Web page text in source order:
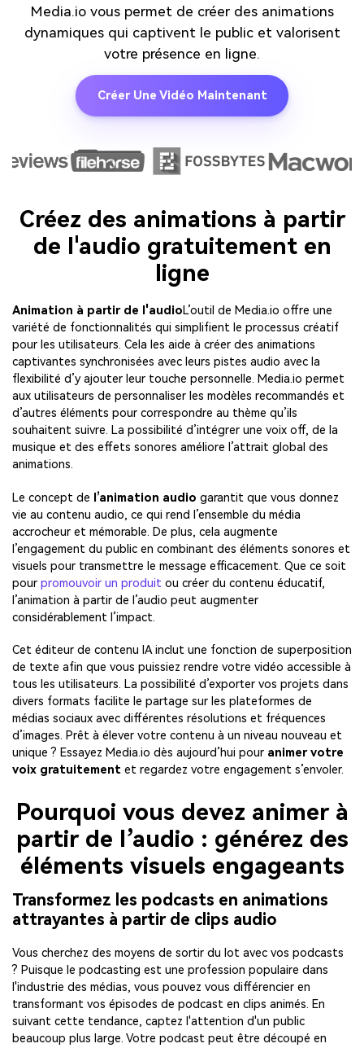
Media.io vous permet de créer des animations
dynamiques qui captivent le public et valorisent
votre présence en ligne.
Créer Une Vidéo Maintenant
Créez des animations à partir
de l'audio gratuitement en
ligne
Animation à partir de l'audioL’outil de Media.io offre une
variété de fonctionnalités qui simplifient le processus créatif
pour les utilisateurs. Cela les aide à créer des animations
captivantes synchronisées avec leurs pistes audio avec la
flexibilité d’y ajouter leur touche personnelle. Media.io permet
aux utilisateurs de personnaliser les modèles recommandés et
d’autres éléments pour correspondre au thème qu’ils
souhaitent suivre. La possibilité d’intégrer une voix off, de la
musique et des effets sonores améliore l’attrait global des
animations.
Le concept de l’animation audio garantit que vous donnez
vie au contenu audio, ce qui rend l’ensemble du média
accrocheur et mémorable. De plus, cela augmente
l’engagement du public en combinant des éléments sonores et
visuels pour transmettre le message efficacement. Que ce soit
pour promouvoir un produit ou créer du contenu éducatif,
l’animation à partir de l’audio peut augmenter
considérablement l’impact.
Cet éditeur de contenu IA inclut une fonction de superposition
de texte afin que vous puissiez rendre votre vidéo accessible à
tous les utilisateurs. La possibilité d’exporter vos projets dans
divers formats facilite le partage sur les plateformes de
médias sociaux avec différentes résolutions et fréquences
d’images. Prêt à élever votre contenu à un niveau nouveau et
unique ? Essayez Media.io dès aujourd’hui pour animer votre
voix gratuitement et regardez votre engagement s’envoler.
Pourquoi vous devez animer à
partir de l’audio : générez des
éléments visuels engageants
Transformez les podcasts en animations
attrayantes à partir de clips audio
Vous cherchez des moyens de sortir du lot avec vos podcasts
? Puisque le podcasting est une profession populaire dans
l'industrie des médias, vous pouvez vous différencier en
transformant vos épisodes de podcast en clips animés. En
suivant cette tendance, captez l'attention d'un public
beaucoup plus large. Votre podcast peut être découpé en